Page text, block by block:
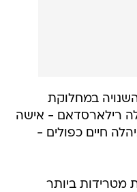
במחלוקת
רילארסדאם - אישה
חיים כפולים -
מטרידות ביותר